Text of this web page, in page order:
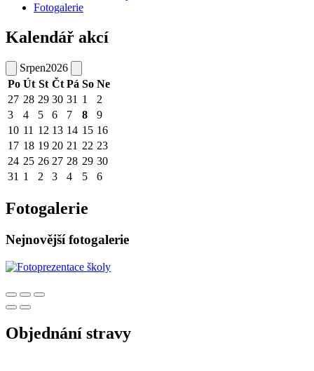
Fotogalerie
Kalendář akcí
Srpen2026
Po Út St Čt Pá So Ne
27 28 29 30 31 1
2
3
4 5 6 7 8
9
10 11 12 13 14 15 16
17 18 19 20 21 22 23
24 25 26 27 28 29 30
31 1 2 3 4 5 6
Fotogalerie
Nejnovější fotogalerie
Objednání stravy